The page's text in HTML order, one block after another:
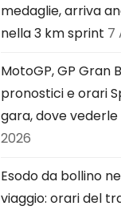
medaglie, arriva
nella 3 km sprint 7
MotoGP, GP Gran
pronostici e orari
gara, dove vederle
2026
Esodo da bollino
viaggio: orari del